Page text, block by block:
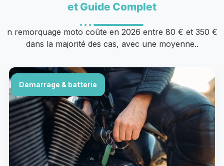
et Guide Complet
n remorquage moto coûte en 2026 entre 80 € et 350 €
dans la majorité des cas, avec une moyenne..
Démarrage & batterie